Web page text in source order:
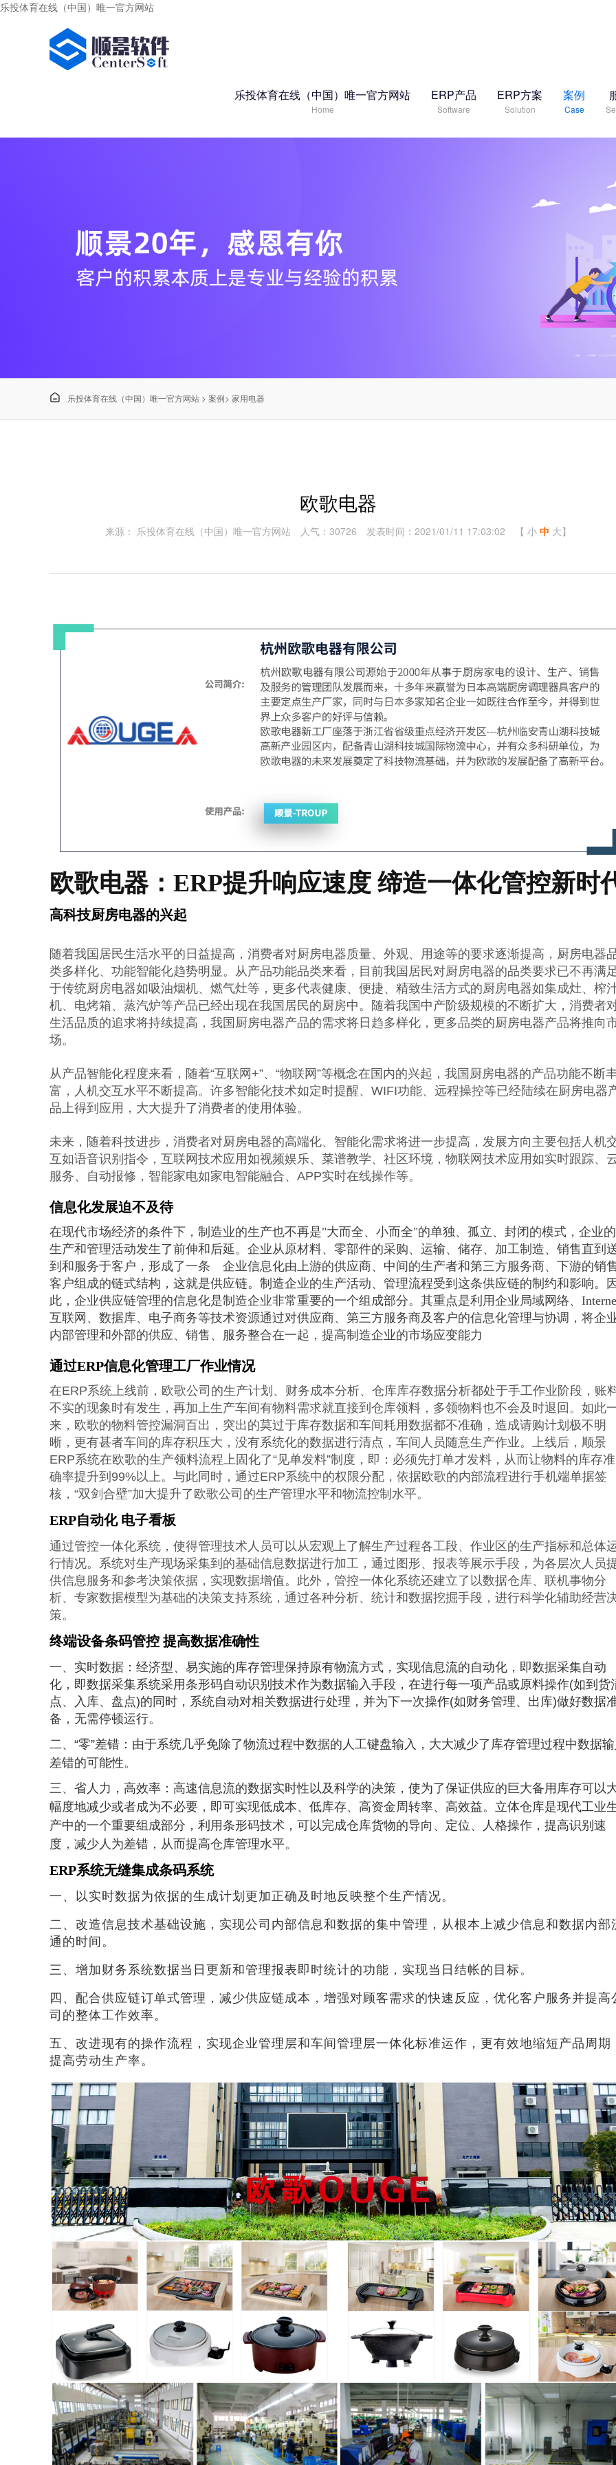
乐投体育在线（中国）唯一官方网站
乐投体育在线（中国）唯一官方网站
Home
ERP产品
Software
ERP方案
Solution
案例
Case
 乐投体育在线（中国）唯一官方网站 > 案例> 家用电器
欧歌电器
来源： 乐投体育在线（中国）唯一官方网站 人气：30726 发表时间：2021/01/11 17:03:02 【 小 中 大】
欧歌电器：ERP提升响应速度 缔造一体化管控新时
高科技厨房电器的兴起
随着我国居民生活水平的日益提高，消费者对厨房电器质量、外观、用途等的要求逐渐提高，厨房电器
类多样化、功能智能化趋势明显。从产品功能品类来看，目前我国居民对厨房电器的品类要求已不再满足
于传统厨房电器如吸油烟机、燃气灶等，更多代表健康、便捷、精致生活方式的厨房电器如集成灶、榨
机、电烤箱、蒸汽炉等产品已经出现在我国居民的厨房中。随着我国中产阶级规模的不断扩大，消费者
生活品质的追求将持续提高，我国厨房电器产品的需求将日趋多样化，更多品类的厨房电器产品将推向
场。
从产品智能化程度来看，随着“互联网+”、“物联网”等概念在国内的兴起，我国厨房电器的产品功能不断
富，人机交互水平不断提高。许多智能化技术如定时提醒、WIFI功能、远程操控等已经陆续在厨房电器
品上得到应用，大大提升了消费者的使用体验。
未来，随着科技进步，消费者对厨房电器的高端化、智能化需求将进一步提高，发展方向主要包括人机
互如语音识别指令，互联网技术应用如视频娱乐、菜谱教学、社区环境，物联网技术应用如实时跟踪、
服务、自动报修，智能家电如家电智能融合、APP实时在线操作等。
信息化发展迫不及待
在现代市场经济的条件下，制造业的生产也不再是"大而全、小而全"的单独、孤立、封闭的模式，企业的
生产和管理活动发生了前伸和后延。企业从原材料、零部件的采购、运输、储存、加工制造、销售直到
到和服务于客户，形成了一条 企业信息化由上游的供应商、中间的生产者和第三方服务商、下游的销
客户组成的链式结构，这就是供应链。制造企业的生产活动、管理流程受到这条供应链的制约和影响。因
此，企业供应链管理的信息化是制造企业非常重要的一个组成部分。其重点是利用企业局域网络、
互联网、数据库、电子商务等技术资源通过对供应商、第三方服务商及客户的信息化管理与协调，将企
内部管理和外部的供应、销售、服务整合在一起，提高制造企业的市场应变能力
通过ERP信息化管理工厂作业情况
在ERP系统上线前，欧歌公司的生产计划、财务成本分析、仓库库存数据分析都处于手工作业阶段，账
不实的现象时有发生，再加上生产车间有物料需求就直接到仓库领料，多领物料也不会及时退回。如此
来，欧歌的物料管控漏洞百出，突出的莫过于库存数据和车间耗用数据都不准确，造成请购计划极不明
晰，更有甚者车间的库存积压大，没有系统化的数据进行清点，车间人员随意生产作业。上线后，顺景
ERP系统在欧歌的生产领料流程上固化了“见单发料”制度，即：必须先打单才发料，从而让物料的库存准
确率提升到99%以上。与此同时，通过ERP系统中的权限分配，依据欧歌的内部流程进行手机端单据签
核，“双剑合壁”加大提升了欧歌公司的生产管理水平和物流控制水平。
ERP自动化 电子看板
通过管控一体化系统，使得管理技术人员可以从宏观上了解生产过程各工段、作业区的生产指标和总体
行情况。系统对生产现场采集到的基础信息数据进行加工，通过图形、报表等展示手段，为各层次人员
供信息服务和参考决策依据，实现数据增值。此外，管控一体化系统还建立了以数据仓库、联机事物分
析、专家数据模型为基础的决策支持系统，通过各种分析、统计和数据挖掘手段，进行科学化辅助经营
策。
终端设备条码管控 提高数据准确性
一、实时数据：经济型、易实施的库存管理保持原有物流方式，实现信息流的自动化，即数据采集自动
化，即数据采集系统采用条形码自动识别技术作为数据输入手段，在进行每一项产品或原料操作(如到货
点、入库、盘点)的同时，系统自动对相关数据进行处理，并为下一次操作(如财务管理、出库)做好数据
备，无需停顿运行。
二、“零”差错 ： 由于系统几乎免除了物流过程中数据的人工键盘输入，大大减少了库存管理过程中数据输
差错的可能性。
三、省人力，高效率 ： 高速信息流的数据实时性以及科学的决策，使为了保证供应的巨大备用库存可以
幅度地减少或者成为不必要，即可实现低成本、低库存、高资金周转率、高效益。立体仓库是现代工业
产中的一个重要组成部分，利用条形码技术，可以完成仓库货物的导向、定位、人格操作，提高识别速
度，减少人为差错，从而提高仓库管理水平。
ERP系统无缝集成条码系统
一、以实时数据为依据的生成计划更加正确及时地反映整个生产情况。
二、改造信息技术基础设施，实现公司内部信息和数据的集中管理，从根本上减少信息和数据内部
通的时间。
三、增加财务系统数据当日更新和管理报表即时统计的功能，实现当日结帐的目标。
四、配合供应链订单式管理，减少供应链成本，增强对顾客需求的快速反应，优化客户服务并提高
司的整体工作效率。
五、改进现有的操作流程，实现企业管理层和车间管理层一体化标准运作，更有效地缩短产品周期
提高劳动生产率。